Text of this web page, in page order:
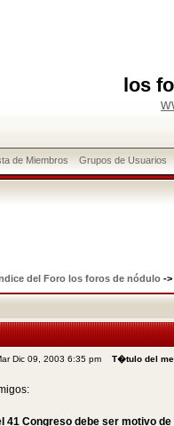
los
de Miembros Grupos de Usuarios
del Foro los foros de nódulo ->
Dic 09, 2003 6:35 pm T�tulo del
41 Congreso debe ser motivo